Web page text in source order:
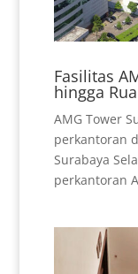
Fasilitas
hingga
AMG Tower
perkantoran
Surabaya
perkantoran